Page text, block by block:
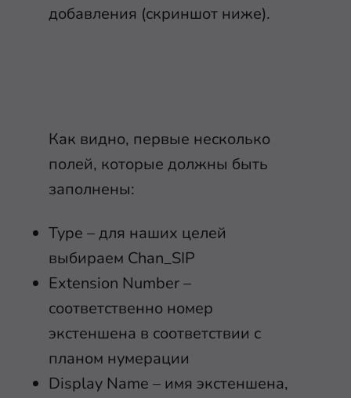
добавления (скриншот ниже).
Как видно, первые несколько
полей, которые должны быть
заполнены:
Type – для наших целей
выбираем Chan_SIP
Extension Number –
соответственно номер
экстеншена в соответствии с
планом нумерации
Display Name – имя экстеншена,